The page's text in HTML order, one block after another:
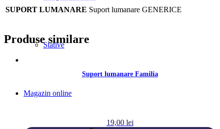
Stative
Magazin online
SUPORT LUMANARE Suport lumanare GENERICE
Produse similare
Suport lumanare Familia
19,00 lei